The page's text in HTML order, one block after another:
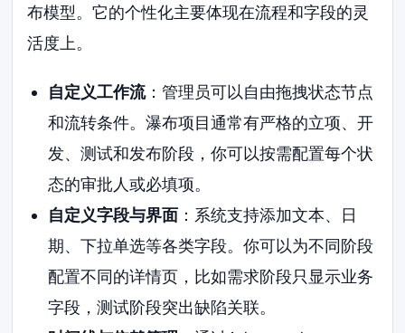
布模型。它的个性化主要体现在流程和字段的灵
活度上。
自定义工作流：管理员可以自由拖拽状态节点
和流转条件。瀑布项目通常有严格的立项、开
发、测试和发布阶段，你可以按需配置每个状
态的审批人或必填项。
自定义字段与界面：系统支持添加文本、日
期、下拉单选等各类字段。你可以为不同阶段
配置不同的详情页，比如需求阶段只显示业务
字段，测试阶段突出缺陷关联。